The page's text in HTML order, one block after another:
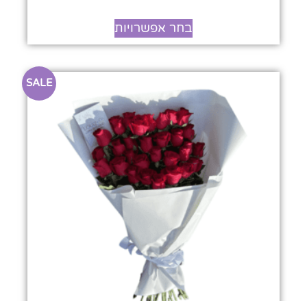
בחר אפשרויות
SALE